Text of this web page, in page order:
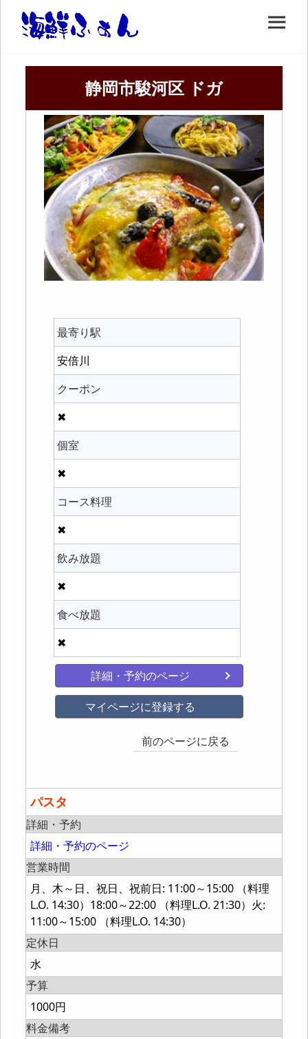
静岡市駿河区 ドガ
最寄り駅
安倍川
クーポン
✖
個室
✖
コース料理
✖
飲み放題
✖
食べ放題
✖
詳細・予約のページ
マイページに登録する
前のページに戻る
パスタ
詳細・予約
詳細・予約のページ
営業時間
月、木～日、祝日、祝前日: 11:00～15:00 （料理
L.O. 14:30）18:00～22:00 （料理L.O. 21:30）火:
11:00～15:00 （料理L.O. 14:30）
定休日
水
予算
1000円
料金備考